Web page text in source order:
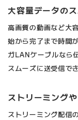
大容量データの
高画質の動画など大
始から完了まで時間
ガLANケーブルなら
スムーズに送受信でき
ストリーミング
ストリーミング配信